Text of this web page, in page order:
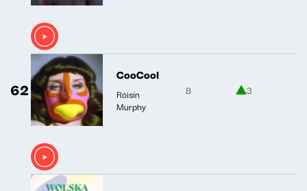
62
CooCool
Róisín
Murphy
8 3